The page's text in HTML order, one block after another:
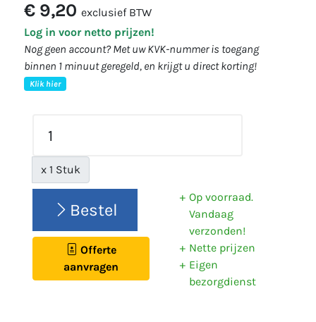
€ 9,20 exclusief BTW
Log in voor netto prijzen!
Nog geen account? Met uw KVK-nummer is toegang
binnen 1 minuut geregeld, en krijgt u direct korting!
Klik hier
x 1 Stuk
Bestel
Offerte
aanvragen
Op voorraad.
Vandaag
verzonden!
Nette prijzen
Eigen
bezorgdienst